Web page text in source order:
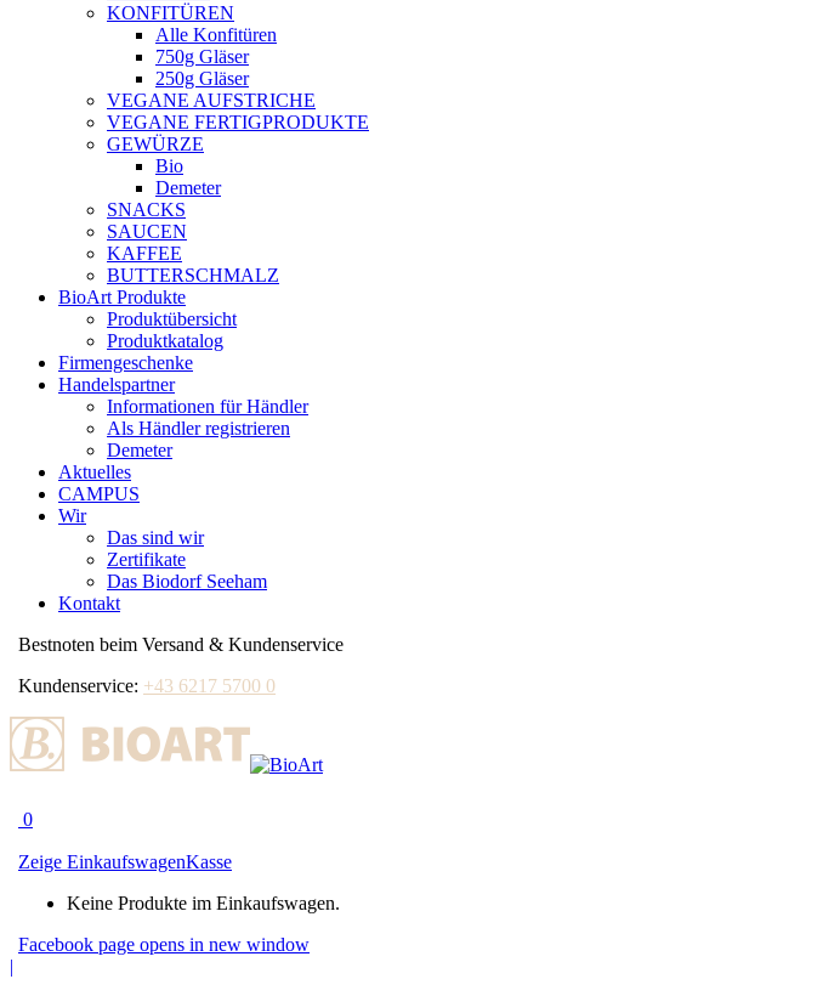
KONFITÜREN
Alle Konfitüren
750g Gläser
250g Gläser
VEGANE AUFSTRICHE
VEGANE FERTIGPRODUKTE
GEWÜRZE
Bio
Demeter
SNACKS
SAUCEN
KAFFEE
BUTTERSCHMALZ
BioArt Produkte
Produktübersicht
Produktkatalog
Firmengeschenke
Handelspartner
Informationen für Händler
Als Händler registrieren
Demeter
Aktuelles
CAMPUS
Wir
Das sind wir
Zertifikate
Das Biodorf Seeham
Kontakt
Bestnoten beim Versand & Kundenservice
Kundenservice: +43 6217 5700 0
0
Zeige EinkaufswagenKasse
Keine Produkte im Einkaufswagen.
Facebook page opens in new window
|